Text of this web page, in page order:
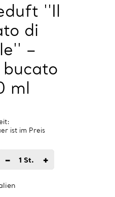
''Il
di
–
bucato
ml
ist im Preis
− 1 St. +